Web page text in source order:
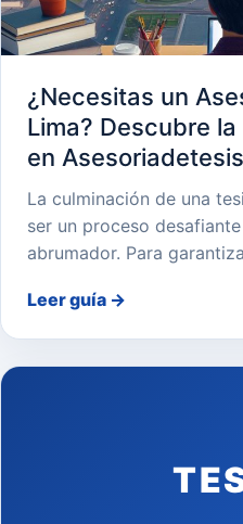
¿Necesitas un
Lima? Descubre
en
La culminación de una
ser un proceso
abrumador. Para
Leer guía →